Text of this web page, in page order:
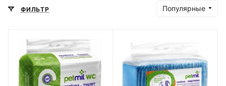
ФИЛЬТР Популярные